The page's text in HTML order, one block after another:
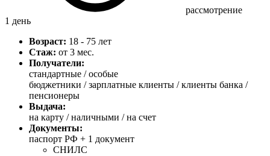
рассмотрение
1 день
Возраст: 18 - 75 лет
Стаж: от 3 мес.
Получатели:
стандартные /особые
бюджетники / зарплатные клиенты / клиенты банка /
пенсионеры
Выдача:
на карту / наличными / на счет
Документы:
паспорт РФ + 1 документ
СНИЛС